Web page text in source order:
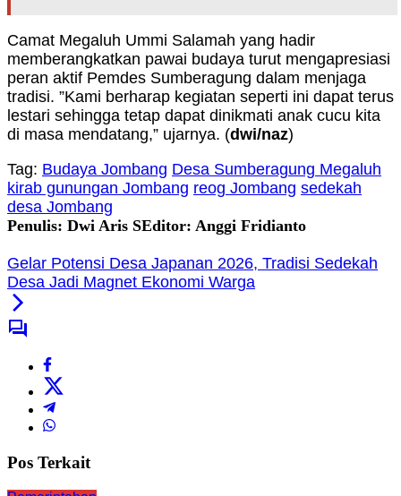
Camat Megaluh Ummi Salamah yang hadir
memberangkatkan pawai budaya turut mengapresiasi
peran aktif Pemdes Sumberagung dalam menjaga
tradisi. ”Kami berharap kegiatan seperti ini dapat terus
lestari sehingga tetap dapat dinikmati anak cucu kita
di masa mendatang,” ujarnya. (dwi/naz)
Tag: Budaya Jombang Desa Sumberagung Megaluh
kirab gunungan Jombang reog Jombang sedekah
desa Jombang
Penulis: Dwi Aris SEditor: Anggi Fridianto
Gelar Potensi Desa Japanan 2026, Tradisi Sedekah
Desa Jadi Magnet Ekonomi Warga
Pos Terkait